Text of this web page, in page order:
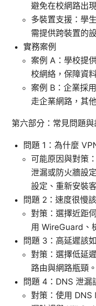
避免在校網路出
多裝置支援：學
需提供跨裝置的
實務案例
案例 A：學校提
校網絡，保障資
案例 B：企業採
走企業網路，其
第六部分：常見問題
問題 1：為什麼
可能原因與對策
泄漏或防火牆設
設定、重新安裝
問題 2：速度很慢
對策：選擇近距
用 WireGuard、
問題 3：高延遲該
對策：選擇低延
路由與網路瓶頸。
問題 4：DNS 泄漏
對策：使用